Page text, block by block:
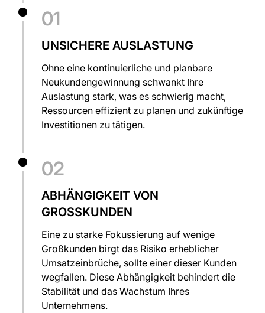
01
UNSICHERE AUSLASTUNG
Ohne eine kontinuierliche und planbare
Neukundengewinnung schwankt Ihre
Auslastung stark, was es schwierig macht,
Ressourcen effizient zu planen und zukünftige
Investitionen zu tätigen.
02
ABHÄNGIGKEIT VON
GROSSKUNDEN
Eine zu starke Fokussierung auf wenige
Großkunden birgt das Risiko erheblicher
Umsatzeinbrüche, sollte einer dieser Kunden
wegfallen. Diese Abhängigkeit behindert die
Stabilität und das Wachstum Ihres
Unternehmens.